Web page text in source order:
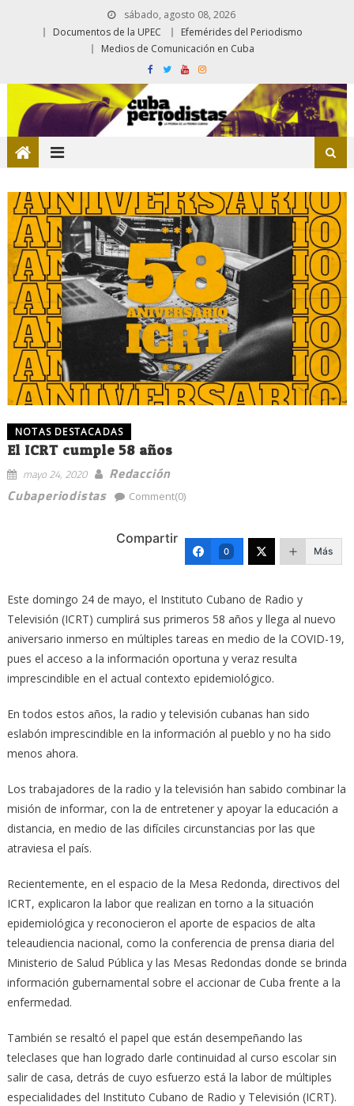
sábado, agosto 08, 2026
Documentos de la UPEC
Efemérides del Periodismo
Medios de Comunicación en Cuba
NOTAS DESTACADAS
El ICRT cumple 58 años
mayo 24, 2020
Redacción
Cubaperiodistas
Comment(0)
Compartir
0 Más
Este domingo 24 de mayo, el Instituto Cubano de Radio y
Televisión (ICRT) cumplirá sus primeros 58 años y llega al nuevo
aniversario inmerso en múltiples tareas en medio de la COVID-19,
pues el acceso a la información oportuna y veraz resulta
imprescindible en el actual contexto epidemiológico.
En todos estos años, la radio y televisión cubanas han sido
eslabón imprescindible en la información al pueblo y no ha sido
menos ahora.
Los trabajadores de la radio y la televisión han sabido combinar la
misión de informar, con la de entretener y apoyar la educación a
distancia, en medio de las difíciles circunstancias por las que
atraviesa el país.
Recientemente, en el espacio de la Mesa Redonda, directivos del
ICRT, explicaron la labor que realizan en torno a la situación
epidemiológica y reconocieron el aporte de espacios de alta
teleaudiencia nacional, como la conferencia de prensa diaria del
Ministerio de Salud Pública y las Mesas Redondas donde se brinda
información gubernamental sobre el accionar de Cuba frente a la
enfermedad.
También se resaltó el papel que están desempeñando las
teleclases que han logrado darle continuidad al curso escolar sin
salir de casa, detrás de cuyo esfuerzo está la labor de múltiples
especialidades del Instituto Cubano de Radio y Televisión (ICRT).